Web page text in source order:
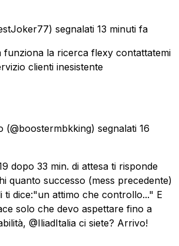
segnalati 13 minuti fa
funziona la ricerca flexy contattatemi
clienti inesistente
(@boostermbkking) segnalati 16
dopo 33 min. di attesa ti risponde
quanto successo (mess precedente)
ti dice:"un attimo che controllo..." E
solo che devo aspettare fino a
@IliadItalia ci siete? Arrivo!